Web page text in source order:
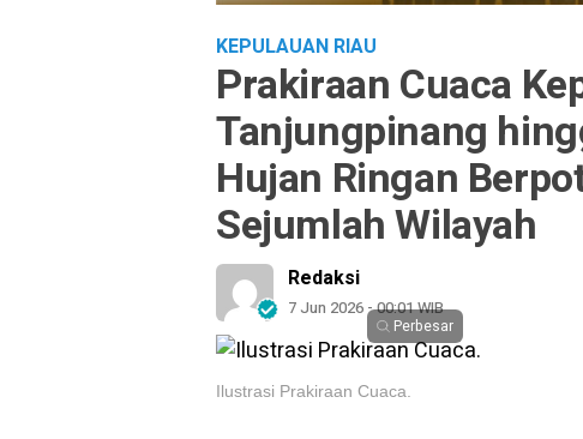
KEPULAUAN RIAU
Prakiraan Cuaca
Tanjungpinang
Hujan Ringan
Sejumlah Wilayah
Redaksi
7 Jun 2026 - 00:01 WIB
Perbesar
Ilustrasi Prakiraan Cuaca.